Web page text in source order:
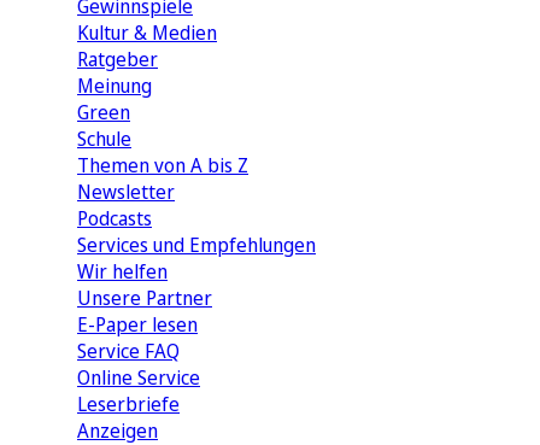
Gewinnspiele
Kultur & Medien
Ratgeber
Meinung
Green
Schule
Themen von A bis Z
Newsletter
Podcasts
Services und Empfehlungen
Wir helfen
Unsere Partner
E-Paper lesen
Service FAQ
Online Service
Leserbriefe
Anzeigen